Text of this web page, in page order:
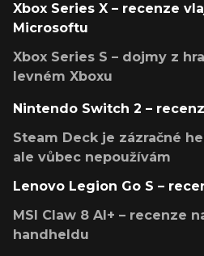
Xbox Series X – recenze
Microsoftu
Xbox Series S – dojmy z
levném Xboxu
Nintendo Switch 2 –
Steam Deck je zázračné
ale vůbec nepoužívám
Lenovo Legion Go S –
MSI Claw 8 AI+ – recenze
handheldu